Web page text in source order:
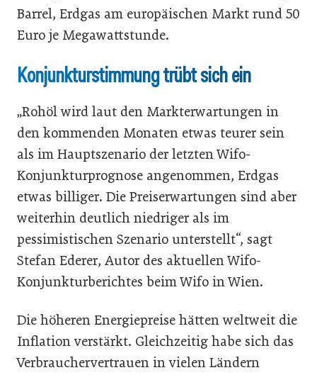
Barrel, Erdgas am europäischen Markt rund 50
Euro je Megawattstunde.
Konjunkturstimmung trübt sich ein
„Rohöl wird laut den Markterwartungen in
den kommenden Monaten etwas teurer sein
als im Hauptszenario der letzten Wifo-
Konjunkturprognose angenommen, Erdgas
etwas billiger. Die Preiserwartungen sind aber
weiterhin deutlich niedriger als im
pessimistischen Szenario unterstellt“, sagt
Stefan Ederer, Autor des aktuellen Wifo-
Konjunkturberichtes beim Wifo in Wien.
Die höheren Energiepreise hätten weltweit die
Inflation verstärkt. Gleichzeitig habe sich das
Verbrauchervertrauen in vielen Ländern